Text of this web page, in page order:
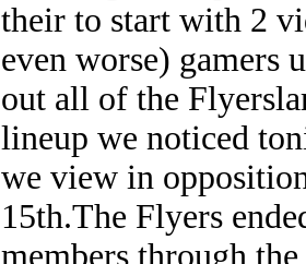
their to start with 2
even worse) gamers
out all of the
lineup we noticed
we view in
15th.The Flyers
members through